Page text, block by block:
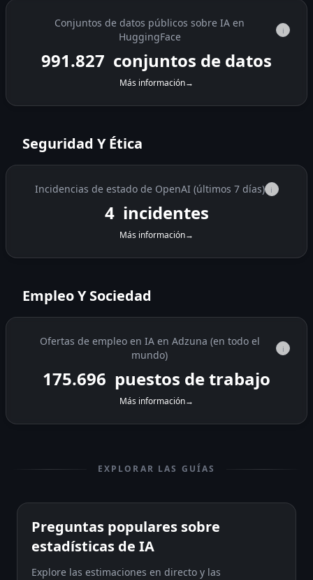
Conjuntos de datos públicos sobre IA en
HuggingFace
i
991.827 conjuntos de datos
Más información→
Seguridad Y Ética
Incidencias de estado de OpenAI (últimos 7 días) i
4 incidentes
Más información→
Empleo Y Sociedad
Ofertas de empleo en IA en Adzuna (en todo el
mundo)
i
175.696 puestos de trabajo
Más información→
EXPLORAR LAS GUÍAS
Preguntas populares sobre
estadísticas de IA
Explore las estimaciones en directo y las